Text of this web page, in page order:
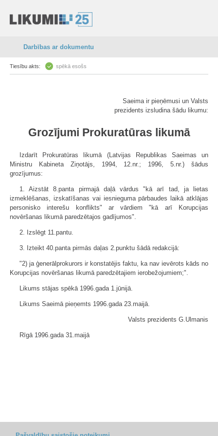
Darbības ar dokumentu
Tiesību akts: spēkā esošs
Saeima ir pieņēmusi un Valsts
prezidents izsludina šādu likumu:
Grozījumi Prokuratūras likumā
Izdarīt Prokuratūras likumā (Latvijas Republikas Saeimas un
Ministru Kabineta Ziņotājs, 1994, 12.nr.; 1996, 5.nr.) šādus
grozījumus:
1. Aizstāt 8.panta pirmajā daļā vārdus "kā arī tad, ja lietas
izmeklēšanas, izskatīšanas vai iesnieguma pārbaudes laikā atklājas
personisko interešu konflikts" ar vārdiem "kā arī Korupcijas
novēršanas likumā paredzētajos gadījumos".
2. Izslēgt 11.pantu.
3. Izteikt 40.panta pirmās daļas 2.punktu šādā redakcijā:
"2) ja ģenerālprokurors ir konstatējis faktu, ka nav ievērots kāds no
Korupcijas novēršanas likumā paredzētajiem ierobežojumiem;".
Likums stājas spēkā 1996.gada 1.jūnijā.
Likums Saeimā pieņemts 1996.gada 23.maijā.
Valsts prezidents G.Ulmanis
Rīgā 1996.gada 31.maijā